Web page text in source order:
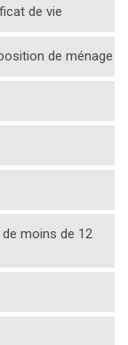
de vie
de ménage
moins de 12